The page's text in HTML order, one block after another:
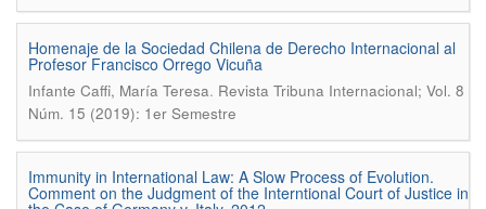
Homenaje de la Sociedad Chilena de Derecho Internacional al
Profesor Francisco Orrego Vicuña
Infante Caffi, María Teresa. Revista Tribuna Internacional; Vol. 8
Núm. 15 (2019): 1er Semestre
Immunity in International Law: A Slow Process of Evolution.
Comment on the Judgment of the Interntional Court of Justice in